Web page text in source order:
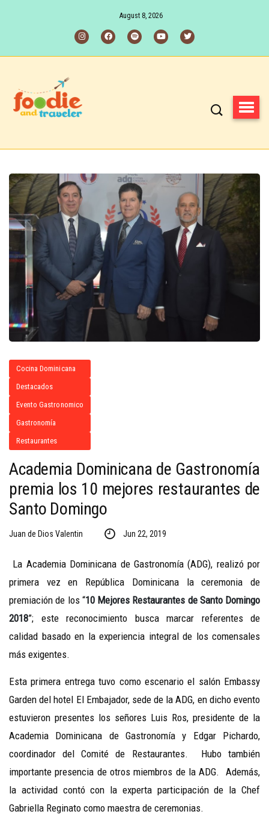
August 8, 2026
Cocina Dominicana
Destacados
Evento Gastronomico
Gastronomía
Restaurantes
Academia Dominicana de Gastronomía
premia los 10 mejores restaurantes de
Santo Domingo
Juan de Dios Valentin Jun 22, 2019
La Academia Dominicana de Gastronomía (ADG), realizó por
primera vez en República Dominicana la ceremonia de
premiación de los “10 Mejores Restaurantes de Santo Domingo
2018”; este reconocimiento busca marcar referentes de
calidad basado en la experiencia integral de los comensales
más exigentes.
Esta primera entrega tuvo como escenario el salón Embassy
Garden del hotel El Embajador, sede de la ADG, en dicho evento
estuvieron presentes los señores Luis Ros, presidente de la
Academia Dominicana de Gastronomía y Edgar Pichardo,
coordinador del Comité de Restaurantes. Hubo también
importante presencia de otros miembros de la ADG. Además,
la actividad contó con la experta participación de la Chef
Gabriella Reginato como maestra de ceremonias.